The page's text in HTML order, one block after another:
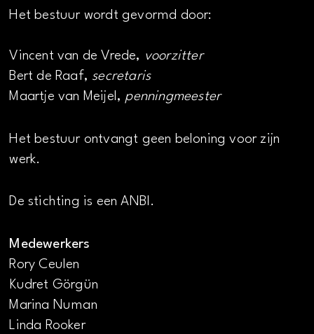
Het bestuur wordt gevormd door:
Vincent van de Vrede, voorzitter
Bert de Raaf, secretaris
Maartje van Meijel, penningmeester
Het bestuur ontvangt geen beloning voor zijn
werk.
De stichting is een ANBI.
Medewerkers
Rory Ceulen
Kudret Görgün
Marina Numan
Linda Rooker